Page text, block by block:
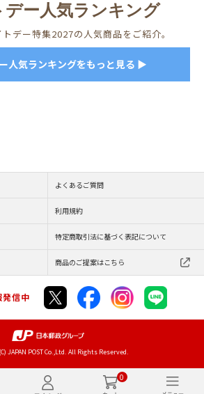
0
デー人気ランキング
デー特集2027の人気商品をご紹介。
人気ランキングをもっと見る ▶
よくあるご質問
利用規約
特定商取引法に基づく表記について
商品のご提案はこちら
信中
JAPAN POST Co.,Ltd. All Rights Reserved.